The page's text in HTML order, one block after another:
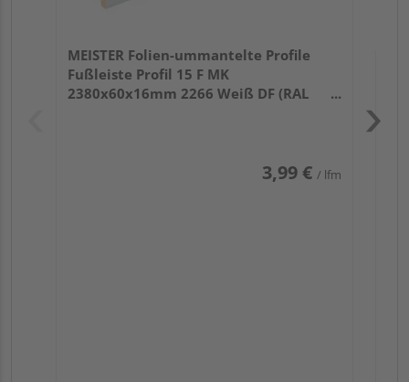
MEISTER Folien-ummantelte Profile
Fußleiste Profil 15 F MK
2380x60x16mm 2266 Weiß DF (RAL
3,99 € / lfm